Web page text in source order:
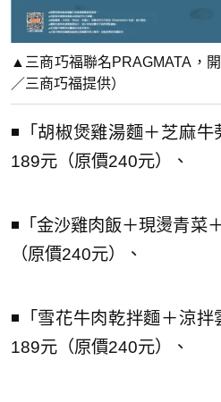
▲三商巧福聯名PRAGMATA，
／三商巧福提供）
◾️「胡椒煲雞湯麵＋芝麻
189元（原價240元）、
◾️「金沙雞肉飯＋現燙青菜
（原價240元）、
◾️「雪花牛肉乾拌麵＋涼
189元（原價240元）、